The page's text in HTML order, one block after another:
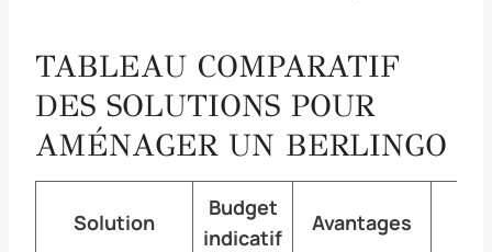
TABLEAU COMPARATIF
DES SOLUTIONS POUR
AMÉNAGER UN BERLINGO
Solution
Budget
indicatif
Avantages